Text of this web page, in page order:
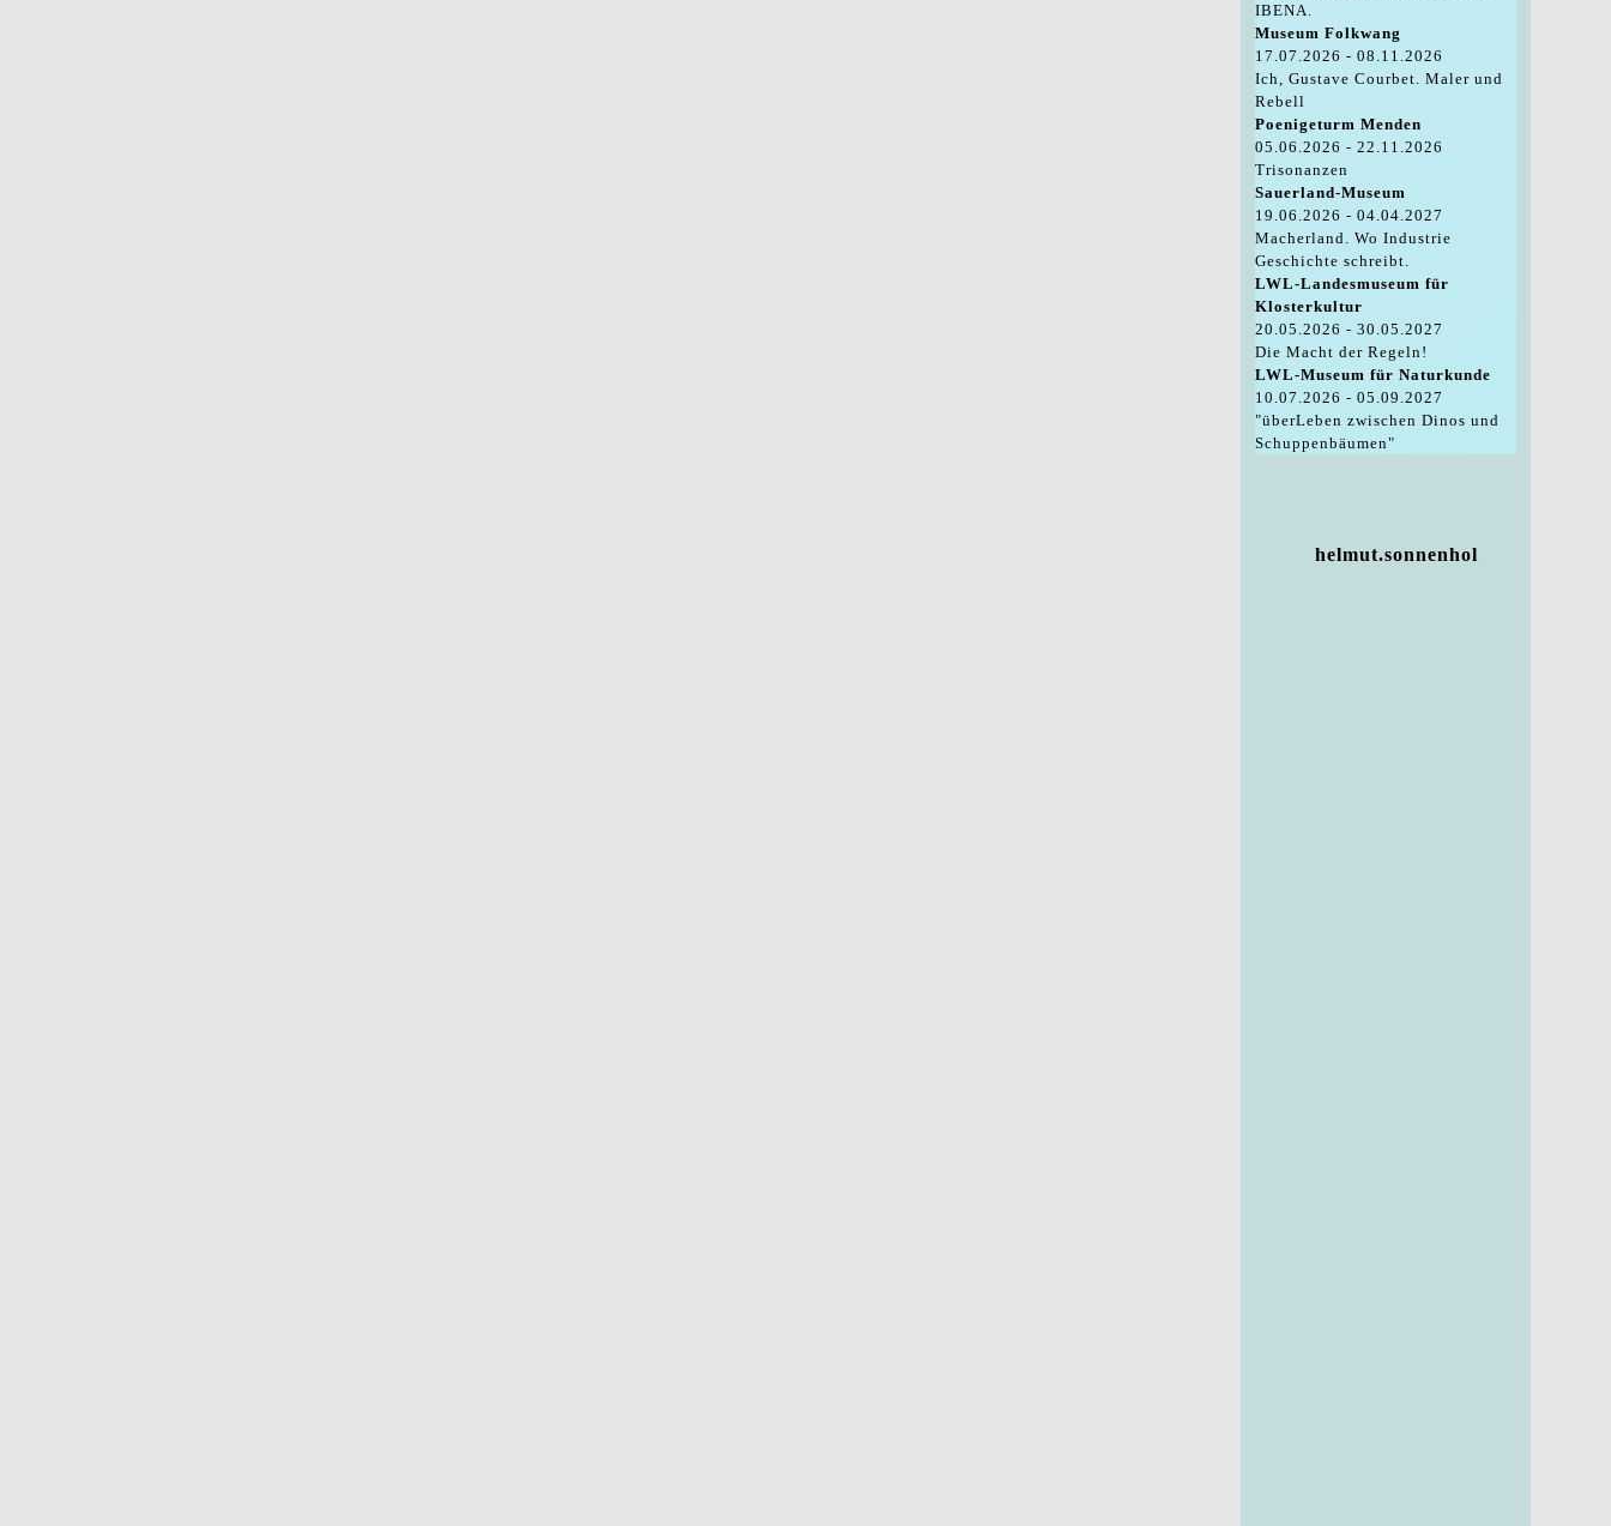
IBENA.
Museum Folkwang
17.07.2026 - 08.11.2026
Ich, Gustave Courbet. Maler und
Rebell
Poenigeturm Menden
05.06.2026 - 22.11.2026
Trisonanzen
Sauerland-Museum
19.06.2026 - 04.04.2027
Macherland. Wo Industrie
Geschichte schreibt.
LWL-Landesmuseum für
Klosterkultur
20.05.2026 - 30.05.2027
Die Macht der Regeln!
LWL-Museum für Naturkunde
10.07.2026 - 05.09.2027
"überLeben zwischen Dinos und
Schuppenbäumen"
helmut.sonnenhol